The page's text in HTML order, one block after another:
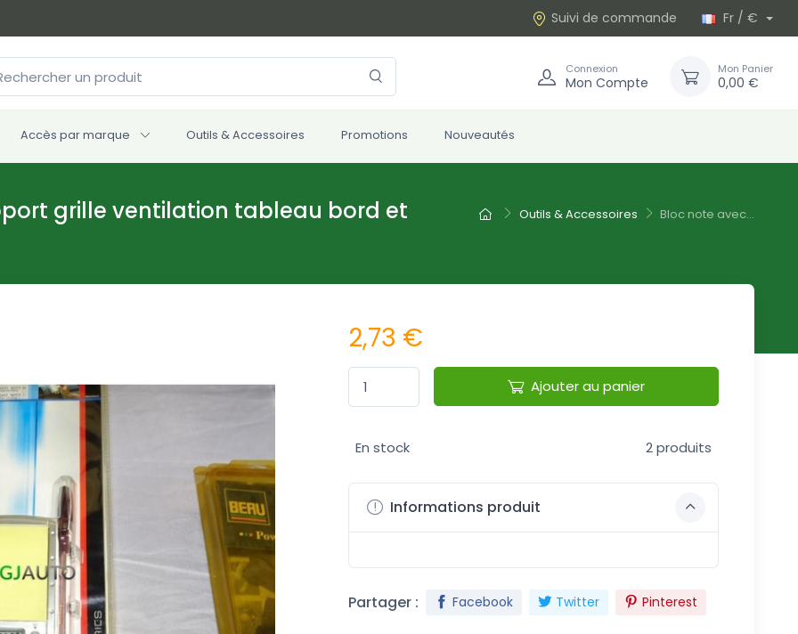
Suivi de commande Fr / €
Connexion
Mon Compte
Mon Panier
0,00 €
Accès par marque Outils & Accessoires Promotions Nouveautés
Outils & Accessoires Bloc note avec...
grille ventilation tableau bord et
2,73 €
Ajouter au panier
En stock 2 produits
Informations produit
Partager : Facebook Twitter Pinterest